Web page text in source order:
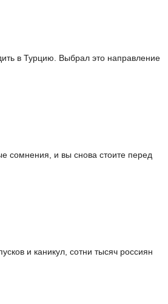
в Турцию. Выбрал это направление
сомнения, и вы снова стоите перед
и каникул, сотни тысяч россиян